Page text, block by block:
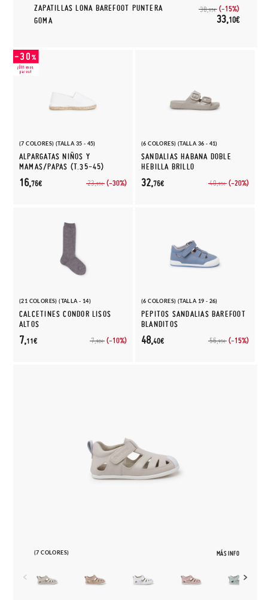
ZAPATILLAS LONA BAREFOOT PUNTERA
GOMA
38,95€ (-15%)
33,10€
(7 COLORES) (TALLA 35 - 45)
ALPARGATAS NIÑOS Y
MAMAS/PAPAS (T.35-45)
23,95€ (-30%)
16,76€
(6 COLORES) (TALLA 36 - 41)
SANDALIAS HABANA DOBLE
HEBILLA BRILLO
40,95€ (-20%)
32,76€
(21 COLORES) (TALLA - 14)
CALCETINES CONDOR LISOS
ALTOS
7,90€ (-10%)
7,11€
(6 COLORES) (TALLA 19 - 26)
PEPITOS SANDALIAS BAREFOOT
BLANDITOS
56,95€ (-15%)
48,40€
(7 COLORES) MÁS INFO